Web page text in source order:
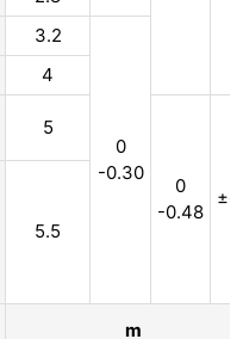
3.2
0
-0.30
4
5
0
-0.48
5.5
m